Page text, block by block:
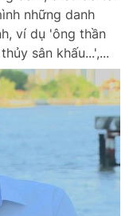
những danh
ví dụ 'ông thần
sân khấu...',...